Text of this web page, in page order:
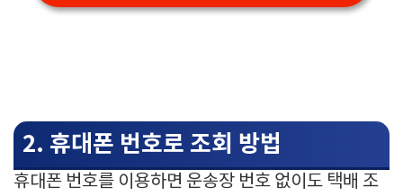
2. 휴대폰 번호로 조회 방법
휴대폰 번호를 이용하면 운송장 번호 없이도 택배 조